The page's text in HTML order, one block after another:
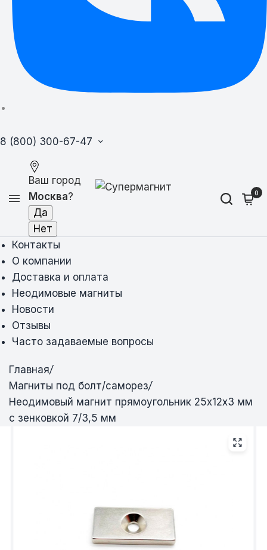
8 (800) 300-67-47
Ваш город
Москва? 0
Контакты
О компании
Доставка и оплата
Неодимовые магниты
Новости
Отзывы
Часто задаваемые вопросы
Главная/
Магниты под болт/саморез/
Неодимовый магнит прямоугольник 25х12х3 мм
с зенковкой 7/3,5 мм